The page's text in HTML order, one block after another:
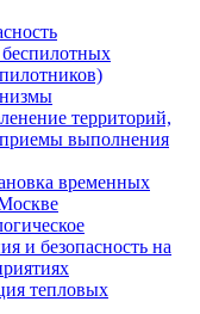
беспилотных
территорий,
выполнения
временных
и безопасность на
тепловых